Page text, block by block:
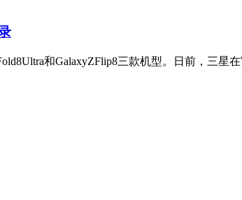
和GalaxyZFlip8三款机型。日前，三星